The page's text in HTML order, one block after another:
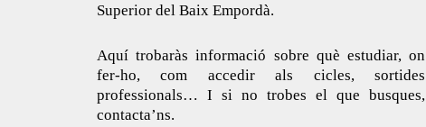
Superior del Baix Empordà.
Aquí trobaràs informació sobre què estudiar, on
fer-ho, com accedir als cicles, sortides
professionals… I si no trobes el que busques,
contacta’ns.